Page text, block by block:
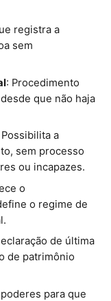
registra a
sem
: Procedimento
que não haja
a
sem processo
ou incapazes.
o
o regime de
de última
de patrimônio
para que